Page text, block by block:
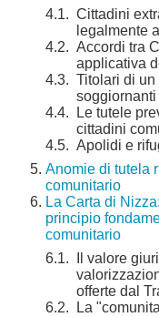
4.1. Cittadini
legalmente
4.2. Accordi tra
applicativa
4.3. Titolari di
4.4.
Le tutele
cittadini
4.5. Apolidi e
Anomie di tutela
comunitario
La Carta di
principio
comunitario
6.1.
Il valore
offerte dal
6.2.
La